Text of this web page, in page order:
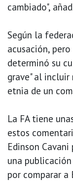
cambiado",
Según la
acusación,
determinó su
grave" al
etnia de un
La FA tiene
estos
Edinson
una
por comparar a